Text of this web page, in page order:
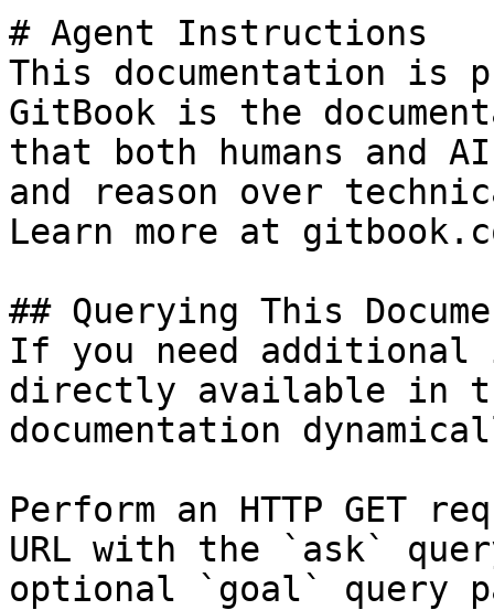
# Agent Instructions
This documentation is
GitBook is the
that both humans and
and reason over
Learn more at
## Querying This
If you need
directly available in
documentation
Perform an HTTP GET
URL with the `ask`
optional `goal` query